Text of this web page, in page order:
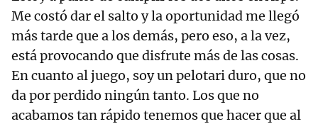
Me costó dar el salto y la oportunidad me llegó
más tarde que a los demás, pero eso, a la vez,
está provocando que disfrute más de las cosas.
En cuanto al juego, soy un pelotari duro, que no
da por perdido ningún tanto. Los que no
acabamos tan rápido tenemos que hacer que al